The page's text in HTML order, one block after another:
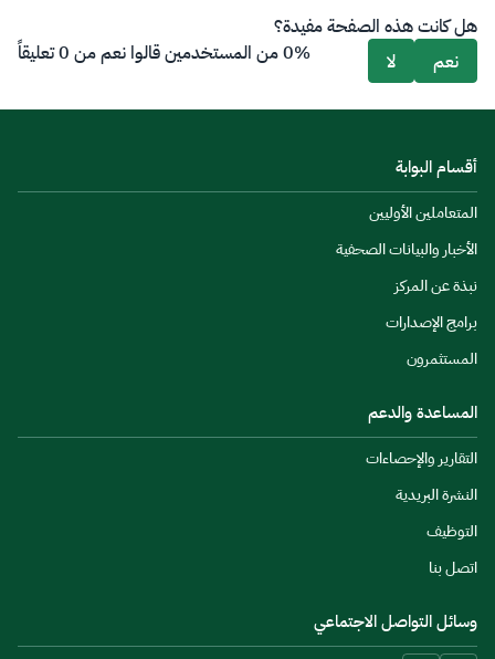
هل كانت هذه الصفحة مفيدة؟
نعم
لا 0% من المستخدمين قالوا نعم من 0 تعليقاً
أقسام البوابة
المتعاملين الأوليين
الأخبار والبيانات الصحفية
نبذة عن المركز
برامج الإصدارات
المستثمرون
المساعدة والدعم
التقارير والإحصاءات
النشرة البريدية
التوظيف
اتصل بنا
وسائل التواصل الاجتماعي